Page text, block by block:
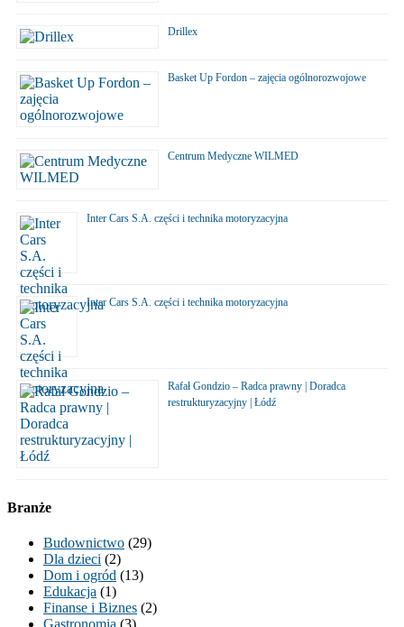
Drillex
Basket Up Fordon – zajęcia ogólnorozwojowe
Centrum Medyczne WILMED
Inter Cars S.A. części i technika motoryzacyjna
Inter Cars S.A. części i technika motoryzacyjna
Rafał Gondzio – Radca prawny | Doradca
restrukturyzacyjny | Łódź
Branże
Budownictwo (29)
Dla dzieci (2)
Dom i ogród (13)
Edukacja (1)
Finanse i Biznes (2)
Gastronomia (3)